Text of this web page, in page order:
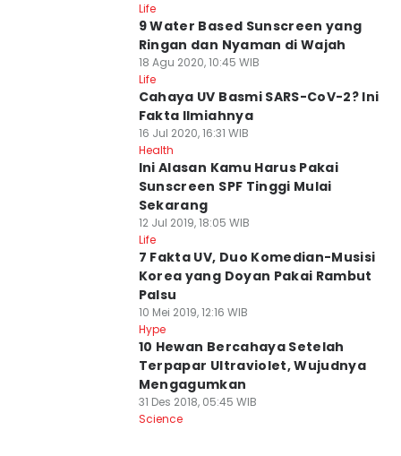
Life
9 Water Based Sunscreen yang
Ringan dan Nyaman di Wajah
18 Agu 2020, 10:45 WIB
Life
Cahaya UV Basmi SARS-CoV-2? Ini
Fakta Ilmiahnya
16 Jul 2020, 16:31 WIB
Health
Ini Alasan Kamu Harus Pakai
Sunscreen SPF Tinggi Mulai
Sekarang
12 Jul 2019, 18:05 WIB
Life
7 Fakta UV, Duo Komedian-Musisi
Korea yang Doyan Pakai Rambut
Palsu
10 Mei 2019, 12:16 WIB
Hype
10 Hewan Bercahaya Setelah
Terpapar Ultraviolet, Wujudnya
Mengagumkan
31 Des 2018, 05:45 WIB
Science